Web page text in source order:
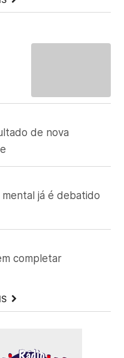
de nova
já é debatido
completar